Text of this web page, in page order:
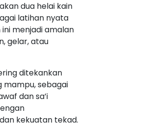
dua helai kain
latihan nyata
menjadi amalan
gelar, atau
ditekankan
sebagai
dan sa’i
kekuatan tekad.